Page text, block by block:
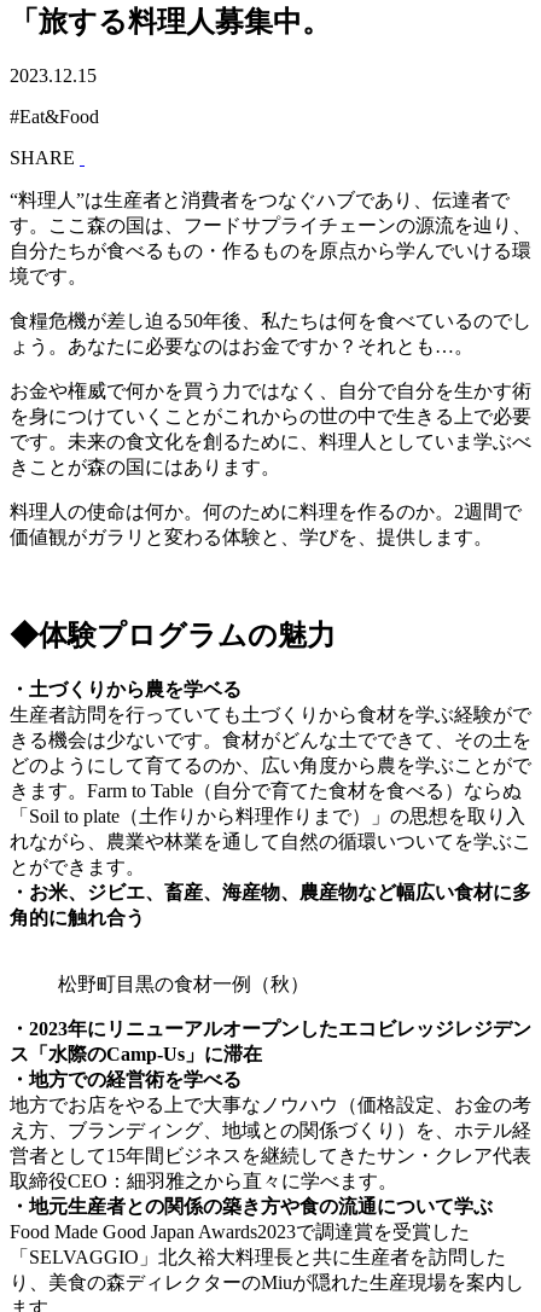
「旅する料理人募集中。
2023.12.15
#Eat&Food
SHARE
“料理人”は生産者と消費者をつなぐハブであり、伝達者で
す。ここ森の国は、フードサプライチェーンの源流を辿り、
自分たちが食べるもの・作るものを原点から学んでいける環
境です。
食糧危機が差し迫る50年後、私たちは何を食べているのでし
ょう。あなたに必要なのはお金ですか？それとも…。
お金や権威で何かを買う力ではなく、自分で自分を生かす術
を身につけていくことがこれからの世の中で生きる上で必要
です。未来の食文化を創るために、料理人としていま学ぶべ
きことが森の国にはあります。
料理人の使命は何か。何のために料理を作るのか。2週間で
価値観がガラリと変わる体験と、学びを、提供します。
◆体験プログラムの魅力
・土づくりから農を学ベる
生産者訪問を行っていても土づくりから食材を学ぶ経験がで
きる機会は少ないです。食材がどんな土でできて、その土を
どのようにして育てるのか、広い角度から農を学ぶことがで
きます。Farm to Table（自分で育てた食材を食べる）ならぬ
「Soil to plate（土作りから料理作りまで）」の思想を取り入
れながら、農業や林業を通して自然の循環いついてを学ぶこ
とができます。
・お米、ジビエ、畜産、海産物、農産物など幅広い食材に多
角的に触れ合う
松野町目黒の食材一例（秋）
・2023年にリニューアルオープンしたエコビレッジレジデン
ス「水際のCamp-Us」に滞在
・地方での経営術を学べる
地方でお店をやる上で大事なノウハウ（価格設定、お金の考
え方、ブランディング、地域との関係づくり）を、ホテル経
営者として15年間ビジネスを継続してきたサン・クレア代表
取締役CEO：細羽雅之から直々に学べます。
・地元生産者との関係の築き方や食の流通について学ぶ
Food Made Good Japan Awards2023で調達賞を受賞した
「SELVAGGIO」北久裕大料理長と共に生産者を訪問した
り、美食の森ディレクターのMiuが隠れた生産現場を案内し